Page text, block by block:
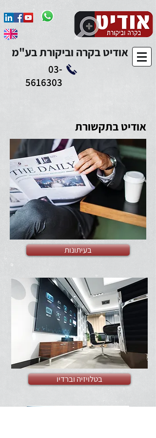
Add to Calendar
אודיט בקרה וביקורת בע"מ
03-
5616303
אודיט בתקשורת
בעיתונות
בטלויזיה וברדיו